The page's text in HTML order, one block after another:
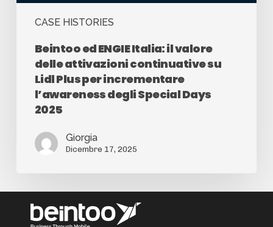
CASE HISTORIES
Beintoo ed ENGIE Italia: il valore
delle attivazioni continuative su
Lidl Plus per incrementare
l’awareness degli Special Days
2025
Giorgia
Dicembre 17, 2025